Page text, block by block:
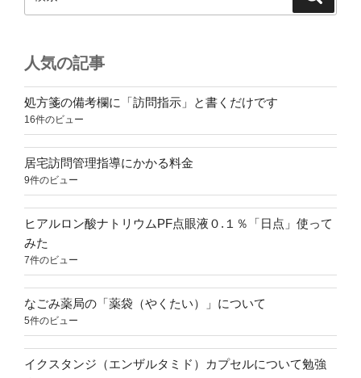
索:
人気の記事
処方箋の備考欄に「訪問指示」と書くだけです
16件のビュー
居宅訪問管理指導にかかる料金
9件のビュー
ヒアルロン酸ナトリウムPF点眼液０.１％「日点」使って
みた
7件のビュー
なごみ薬局の「薬袋（やくたい）」について
5件のビュー
イクスタンジ（エンザルタミド）カプセルについて勉強